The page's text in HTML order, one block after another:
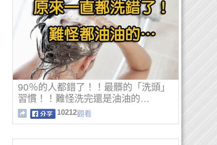
90％的人都錯了！！最髒的「洗頭」
習慣！！難怪洗完還是油油的…
10212觀看